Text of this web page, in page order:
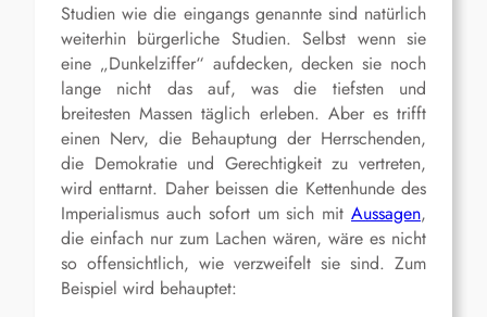
Studien wie die eingangs genannte sind natürlich
weiterhin bürgerliche Studien. Selbst wenn sie
eine „Dunkelziffer“ aufdecken, decken sie noch
lange nicht das auf, was die tiefsten und
breitesten Massen täglich erleben. Aber es trifft
einen Nerv, die Behauptung der Herrschenden,
die Demokratie und Gerechtigkeit zu vertreten,
wird enttarnt. Daher beissen die Kettenhunde des
Imperialismus auch sofort um sich mit Aussagen,
die einfach nur zum Lachen wären, wäre es nicht
so offensichtlich, wie verzweifelt sie sind. Zum
Beispiel wird behauptet: